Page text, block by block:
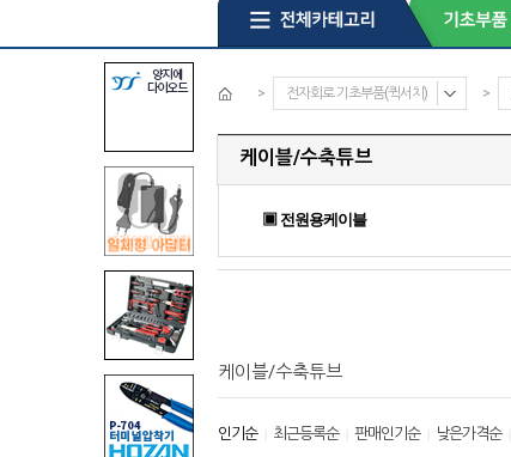
> 전자회로 기초부품(퀵서치) >
케이블/수축튜브
▣ 전원용케이블
케이블/수축튜브
인기순| 최근등록순| 판매인기순| 낮은가격순|